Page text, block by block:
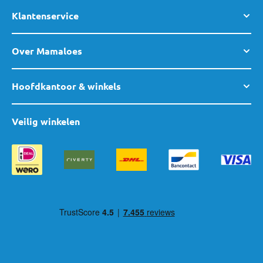
Klantenservice
Over Mamaloes
Hoofdkantoor & winkels
Veilig winkelen